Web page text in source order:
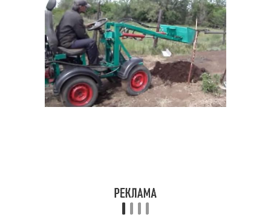
Плуг для минитрактора
Культиватор для
минитрактора